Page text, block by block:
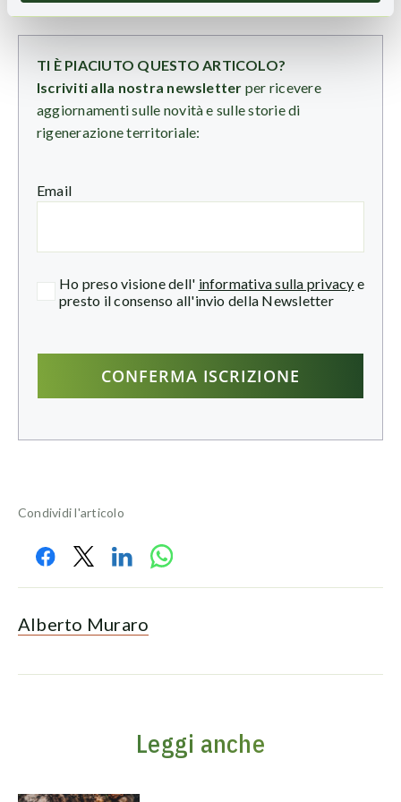
TI È PIACIUTO QUESTO ARTICOLO?
Iscriviti alla nostra newsletter per ricevere
aggiornamenti sulle novità e sulle storie di
rigenerazione territoriale:
Email
Ho preso visione dell' informativa sulla privacy e
presto il consenso all'invio della Newsletter
Condividi l'articolo
Alberto Muraro
Leggi anche